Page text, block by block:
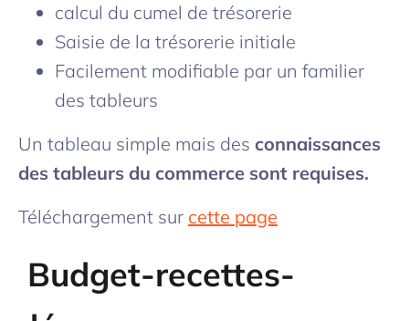
calcul du cumel de trésorerie
Saisie de la trésorerie initiale
Facilement modifiable par un familier
des tableurs
Un tableau simple mais des connaissances
des tableurs du commerce sont requises.
​Téléchargement sur cette page
Budget-recettes-